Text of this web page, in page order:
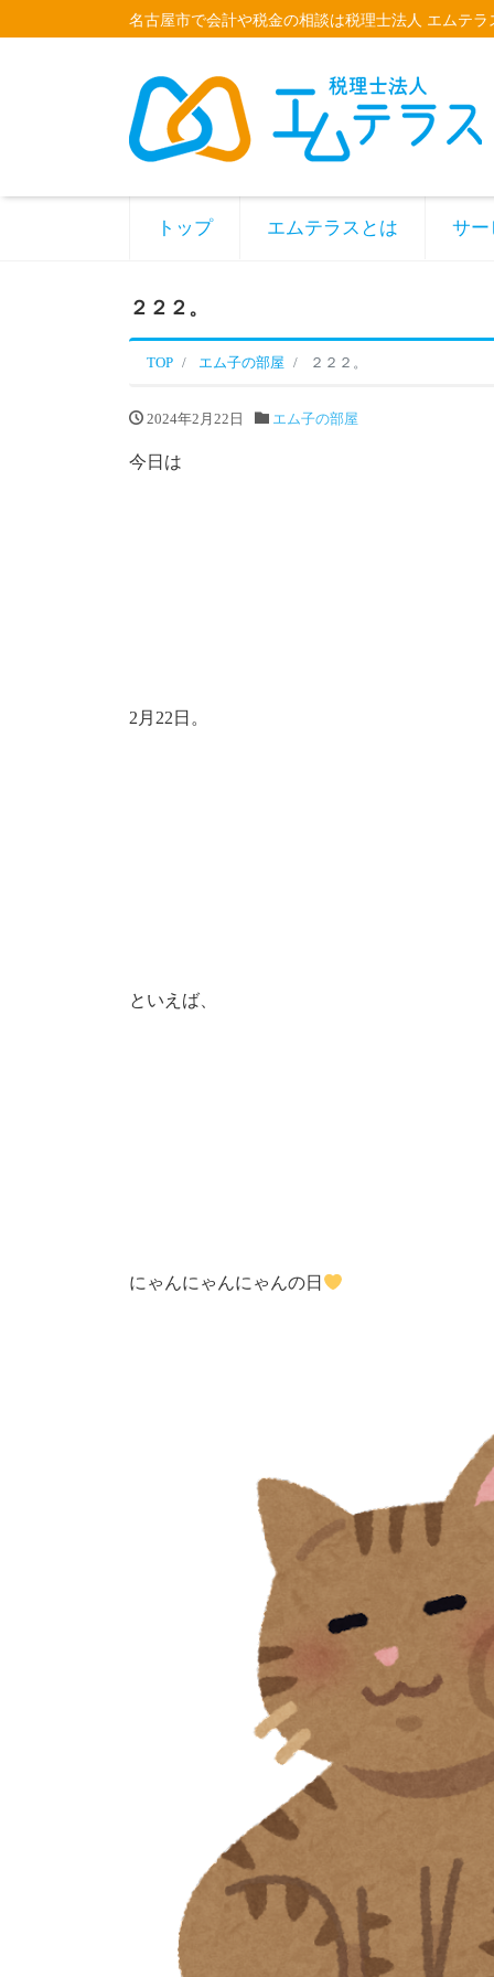
名古屋市で会計や税金の相談は税理士法人 エムテ
トップ エムテラスとは サー
２２２。
TOP エム子の部屋 ２２２。
2024年2月22日 エム子の部屋
今日は
2月22日。
といえば、
にゃんにゃんにゃんの日